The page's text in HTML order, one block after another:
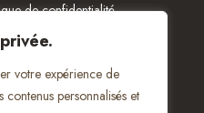
votre expérience de
personnalisés et
de confidentialité